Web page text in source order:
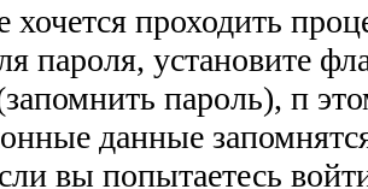
хочется проходить
пароля, установите
пароль), п
данные
вы попытаетесь